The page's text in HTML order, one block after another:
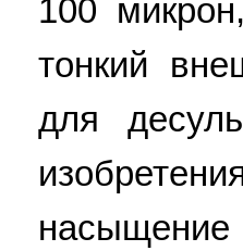
100
тонкий
для